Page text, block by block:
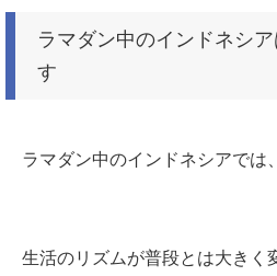
ラマダン中のインドネシ
す
ラマダン中のインドネシアでは、
生活のリズムが普段とは大きく